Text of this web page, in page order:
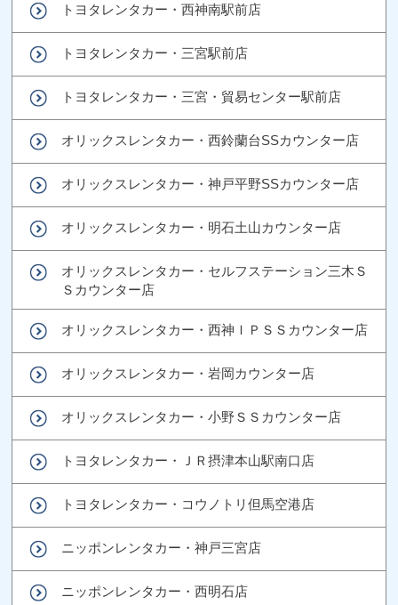
トヨタレンタカー・西神南駅前店
トヨタレンタカー・三宮駅前店
トヨタレンタカー・三宮・貿易センター駅前店
オリックスレンタカー・西鈴蘭台SSカウンター店
オリックスレンタカー・神戸平野SSカウンター店
オリックスレンタカー・明石土山カウンター店
オリックスレンタカー・セルフステーション三木Ｓ
Ｓカウンター店
オリックスレンタカー・西神ＩＰＳＳカウンター店
オリックスレンタカー・岩岡カウンター店
オリックスレンタカー・小野ＳＳカウンター店
トヨタレンタカー・ＪＲ摂津本山駅南口店
トヨタレンタカー・コウノトリ但馬空港店
ニッポンレンタカー・神戸三宮店
ニッポンレンタカー・西明石店